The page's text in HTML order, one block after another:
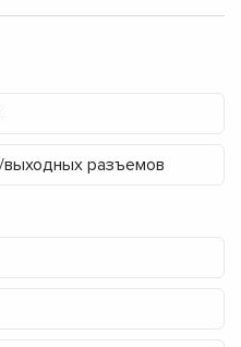
выходных разъемов